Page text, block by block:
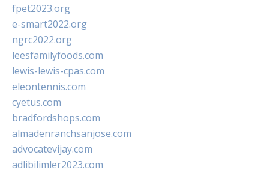
fpet2023.org
e-smart2022.org
ngrc2022.org
leesfamilyfoods.com
lewis-lewis-cpas.com
eleontennis.com
cyetus.com
bradfordshops.com
almadenranchsanjose.com
advocatevijay.com
adlibilimler2023.com